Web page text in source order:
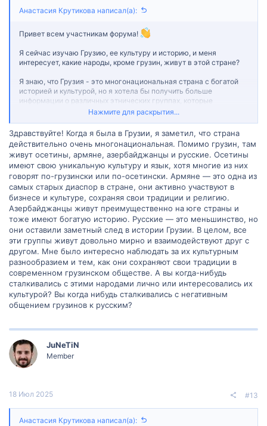
Анастасия Крутикова написал(а):
Привет всем участникам форума!
Я сейчас изучаю Грузию, ее культуру и историю, и меня
интересует, какие народы, кроме грузин, живут в этой стране?
Я знаю, что Грузия - это многонациональная страна с богатой
историей и культурой, но я хотела бы получить больше
информации о различных этнических группах, которые
составляют ее население. Кто они? Какова их история и
Если кто-то из вас обладает примерами или опытом в этой
области, будет полезно услышать ваши мысли и советы. Если у
вас есть какие-либо ссылки на полезные ресурсы, статьи или
книги по этой теме, я была бы очень признательна, если бы вы
поделились ими.
Большое спасибо за вашу помощь!
Нажмите для раскрытия...
Здравствуйте! Когда я была в Грузии, я заметил, что страна
действительно очень многонациональная. Помимо грузин, там
живут осетины, армяне, азербайджанцы и русские. Осетины
имеют свою уникальную культуру и язык, хотя многие из них
говорят по-грузински или по-осетински. Армяне — это одна из
самых старых диаспор в стране, они активно участвуют в
бизнесе и культуре, сохраняя свои традиции и религию.
Азербайджанцы живут преимущественно на юге страны и
тоже имеют богатую историю. Русские — это меньшинство, но
они оставили заметный след в истории Грузии. В целом, все
эти группы живут довольно мирно и взаимодействуют друг с
другом. Мне было интересно наблюдать за их культурным
разнообразием и тем, как они сохраняют свои традиции в
современном грузинском обществе. А вы когда-нибудь
сталкивались с этими народами лично или интересовались их
культурой? Вы когда нибудь сталкивались с негативным
общением грузинов к русским?
JuNeTiN
Member
18 Июл 2025 #13
Анастасия Крутикова написал(а):